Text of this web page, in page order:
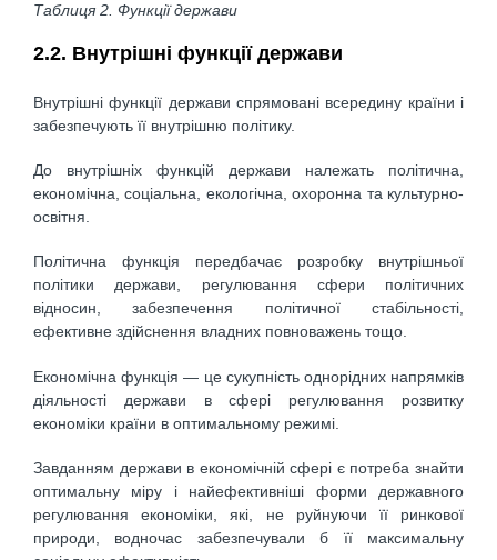
Таблиця 2. Функції держави
2.2. Внутрішні функції держави
Внутрішні функції держави спрямовані всередину країни і
забезпечують її внутрішню політику.
До внутрішніх функцій держави належать політична,
економічна, соціальна, екологічна, охоронна та культурно-
освітня.
Політична функція передбачає розробку внутрішньої
політики держави, регулювання сфери політичних
відносин, забезпечення політичної стабільності,
ефективне здійснення владних повноважень тощо.
Економічна функція — це сукупність однорідних напрямків
діяльності держави в сфері регулювання розвитку
економіки країни в оптимальному режимі.
Завданням держави в економічній сфері є потреба знайти
оптимальну міру і найефективніші форми державного
регулювання економіки, які, не руйнуючи її ринкової
природи, водночас забезпечували б її максимальну